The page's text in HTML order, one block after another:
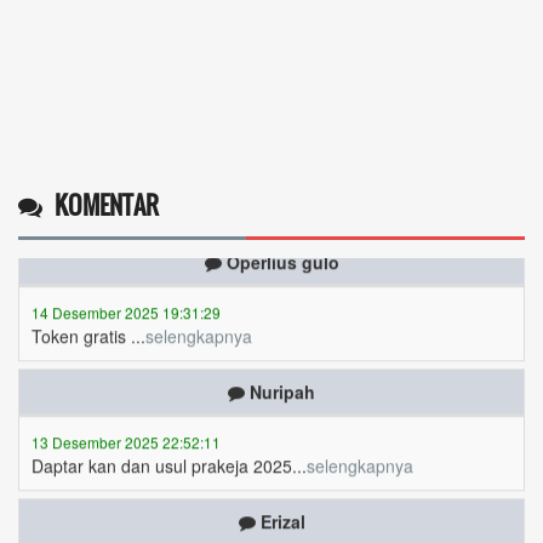
KOMENTAR
14 Desember 2025 19:31:29
Token gratis ...selengkapnya
Nuripah
Daptar kan dan usul prakeja 2025...selengkapnya
Erizal